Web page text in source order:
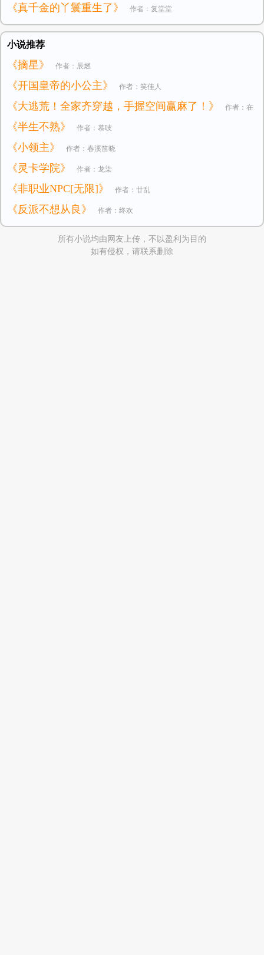
《真千金的丫鬟重生了》 作者：复堂堂
小说推荐
《摘星》 作者：辰燃
《开国皇帝的小公主》 作者：笑佳人
《大逃荒！全家齐穿越，手握空间赢麻了！》 作者：在
逃小公主
《半生不熟》 作者：慕吱
《小领主》 作者：春溪笛晓
《灵卡学院》 作者：龙柒
《非职业NPC[无限]》 作者：廿乱
《反派不想从良》 作者：终欢
所有小说均由网友上传，不以盈利为目的
如有侵权，请联系删除